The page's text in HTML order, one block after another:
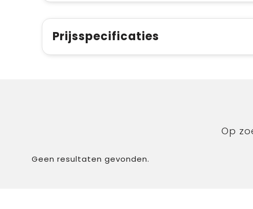
Prijsspecificaties
Op
Geen resultaten gevonden.